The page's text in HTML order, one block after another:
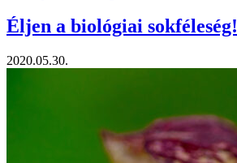
Éljen a biológiai sokféleség!
2020.05.30.